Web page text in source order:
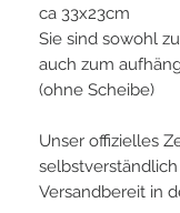
ca 33x23cm
Sie sind sowohl
auch zum
(ohne Scheibe)
Unser offizielles
Versandbereit in